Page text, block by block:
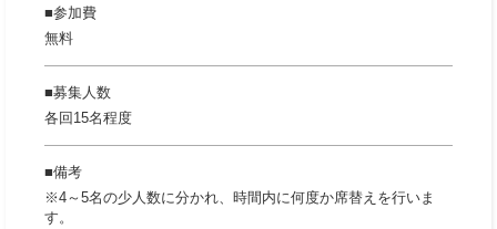
参加費
無料
募集人数
各回15名程度
備考
※4～5名の少人数に分かれ、時間内に何度か席替えを行いま
す。